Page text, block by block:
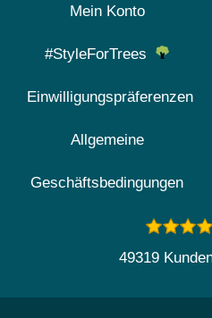
Mein Konto
#StyleForTrees
Einwilligungspräferenzen
Allgemeine
Geschäftsbedingungen
49319